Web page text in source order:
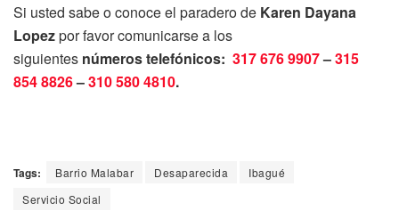
Si usted sabe o conoce el paradero de Karen Dayana
Lopezpor favor comunicarse a los
siguientes números telefónicos: 317 676 9907–315
854 8826–310 580 4810.
Tags: Barrio Malabar Desaparecida
Ibagué
Servicio Social